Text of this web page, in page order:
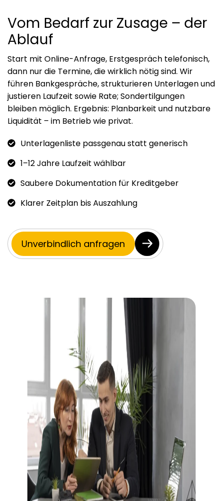
Vom Bedarf zur Zusage – der
Ablauf
Start mit Online-Anfrage, Erstgespräch telefonisch,
dann nur die Termine, die wirklich nötig sind. Wir
führen Bankgespräche, strukturieren Unterlagen und
justieren Laufzeit sowie Rate; Sondertilgungen
bleiben möglich. Ergebnis: Planbarkeit und nutzbare
Liquidität – im Betrieb wie privat.
Unterlagenliste passgenau statt generisch
1–12 Jahre Laufzeit wählbar
Saubere Dokumentation für Kreditgeber
Klarer Zeitplan bis Auszahlung
Unverbindlich anfragen